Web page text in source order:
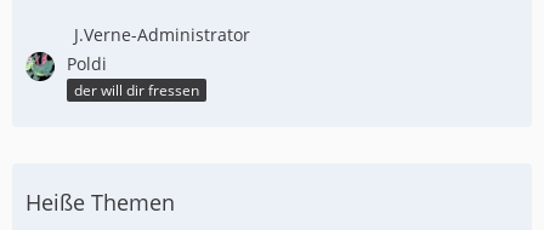
J.Verne-Administrator
Poldi
der will dir fressen
Heiße Themen